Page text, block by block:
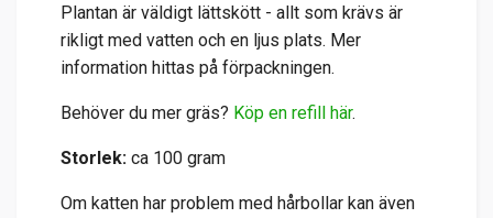
Plantan är väldigt lättskött - allt som krävs är
rikligt med vatten och en ljus plats. Mer
information hittas på förpackningen.
Behöver du mer gräs? Köp en refill här.
Storlek: ca 100 gram
Om katten har problem med hårbollar kan även